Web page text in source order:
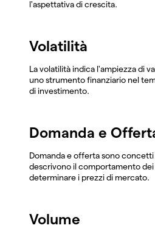
l'aspettativa di crescita.
Volatilità
La volatilità indica l'ampiezza di
uno strumento finanziario nel
di investimento.
Domanda e
Domanda e offerta sono
descrivono il comportamento
determinare i prezzi di mercato.
Volume